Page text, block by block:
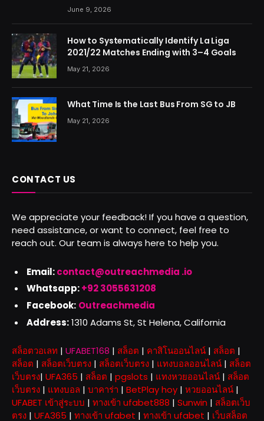
June 9, 2026
How to Systematically Identify La Liga
2021/22 Matches Ending with 3–4 Goals
May 21, 2026
What Time Is the Last Bus From SG to JB
May 21, 2026
CONTACT US
We appreciate your feedback! If you have a question,
need assistance, or want to connect, feel free to
reach out. Our team is always here to help you.
Email:contact@outreachmedia .io
Whatsapp:+92 3055631208
Facebook: Outreachmedia
Address:1310 Adams St, St Helena, California
สล็อตวอเลท | UFABET168 | สล็อต | คาสิโนออนไลน์ | สล็อต |
สล็อต | สล็อตเว็บตรง | สล็อตเว็บตรง | แทงบอลออนไลน์ | สล็อต
เว็บตรง| UFA365 | สล็อต | pgslots | แทงหวยออนไลน์ | สล็อต
เว็บตรง | แทงบอล | บาคาร่า | BetPlay hoy | หวยออนไลน์ |
UFABET เข้าสู่ระบบ | ทางเข้า ufabet888 | Sunwin | สล็อตเว็บ
ตรง | UFA365 | ทางเข้า ufabet | ทางเข้า ufabet | เว็บสล็อต